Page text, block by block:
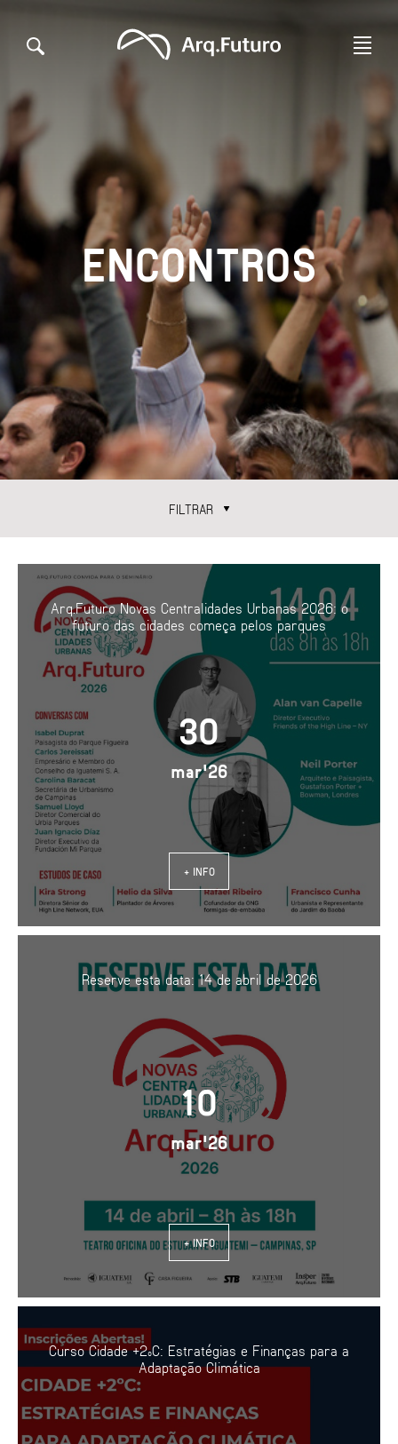
ENCONTROS
FILTRAR
CATEGORIAS
TEMAS
ÁGUA
ARQUITETURA
ECONOMIA URBANA
ESPAÇO PÚBLICO
GESTÃO URBANA
MOBILIDADE
MORADIA
PAISAGEM URBANA
Arq.Futuro Novas Centralidades Urbanas 2026: o
futuro das cidades começa pelos parques
30
mar'26
+ INFO
Reserve esta data: 14 de abril de 2026
10
mar'26
+ INFO
Curso Cidade +2ºC: Estratégias e Finanças para a
Adaptação Climática